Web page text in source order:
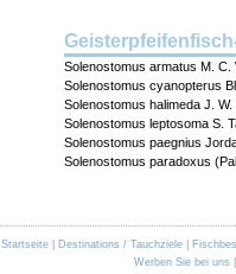
Solenostomus armatus M. C.
Solenostomus cyanopterus
Solenostomus halimeda J.
Solenostomus leptosoma S.
Solenostomus paegnius
Solenostomus paradoxus
Startseite| Destinations / Tauchziele|
Werben Sie bei uns